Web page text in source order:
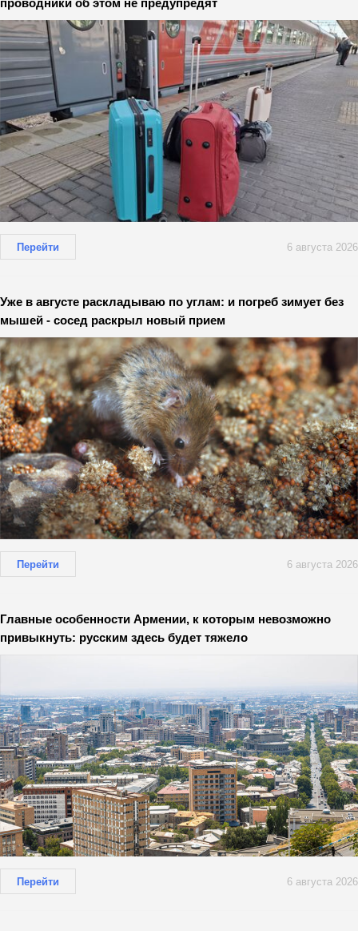
проводники об этом не предупредят
Перейти 6 августа 2026
Уже в августе раскладываю по углам: и погреб зимует без
мышей - сосед раскрыл новый прием
Перейти 6 августа 2026
Главные особенности Армении, к которым невозможно
привыкнуть: русским здесь будет тяжело
Перейти 6 августа 2026